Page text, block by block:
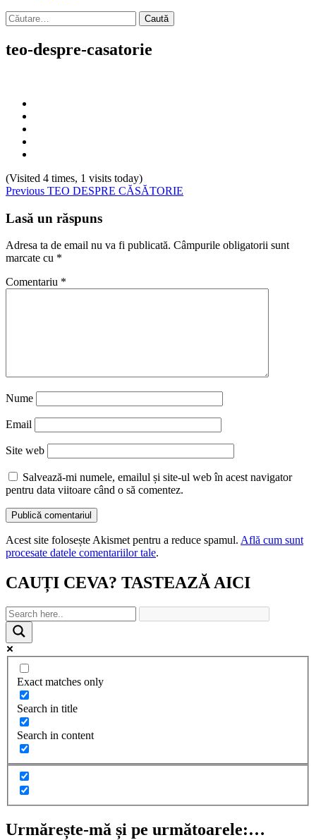
Caută
după:
teo-despre-casatorie
(Visited 4 times, 1 visits today)
Continue
Reading
Previous TEO DESPRE CĂSĂTORIE
Lasă un răspuns
Adresa ta de email nu va fi publicată. Câmpurile obligatorii sunt
marcate cu *
Comentariu *
Nume
Email
Site web
Salvează-mi numele, emailul și site-ul web în acest navigator
pentru data viitoare când o să comentez.
Acest site folosește Akismet pentru a reduce spamul. Află cum sunt
procesate datele comentariilor tale.
CAUȚI CEVA? TASTEAZĂ AICI
Exact matches only
Search in title
Search in content
Urmărește-mă și pe următoarele:…